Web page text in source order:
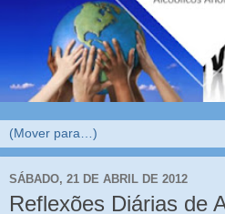
SÁBADO, 21 DE ABRIL DE 2012
Reflexões Diárias de